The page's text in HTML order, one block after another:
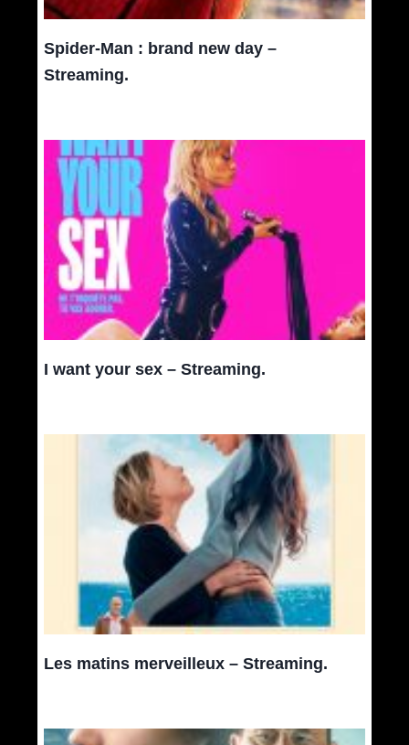
Spider-Man : brand new day –
Streaming.
I want your sex – Streaming.
Les matins merveilleux – Streaming.